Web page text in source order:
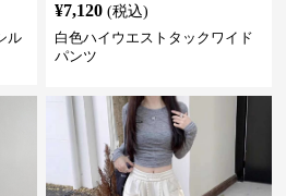
ル
¥7,120 (税込)
白色ハイウエストタックワイド
パンツ